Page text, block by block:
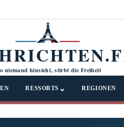
niemand hinsieht, stirbt die Freiheit
RESSORTS ⌄ REGIONEN